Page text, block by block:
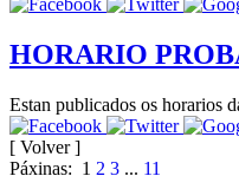
HORARIO
Estan publicados os horarios
[ Volver ]
Páxinas: 1 2 3 ... 11